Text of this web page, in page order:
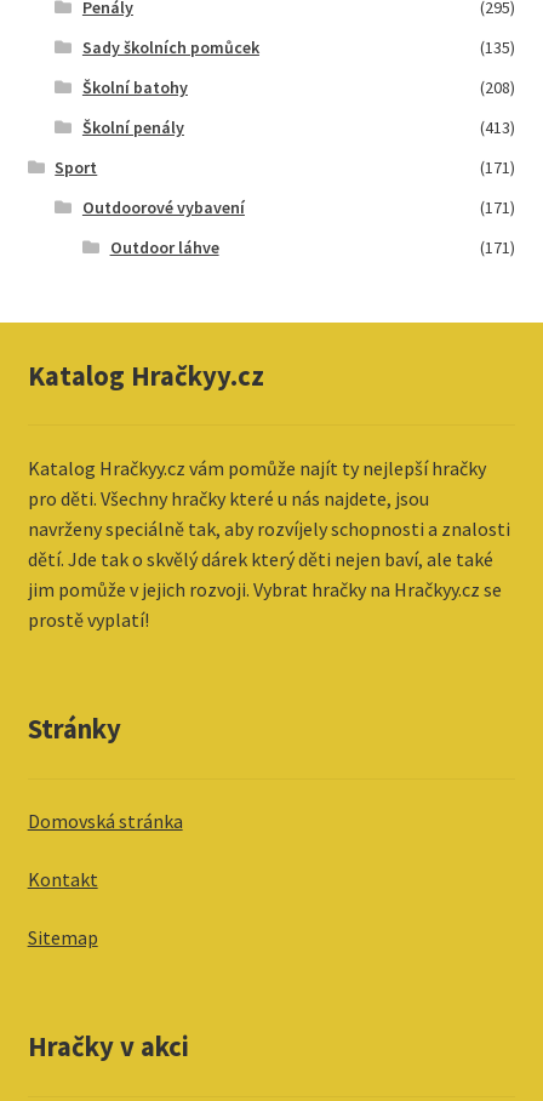
Penály
(295)
Sady školních pomůcek
(135)
Školní batohy
(208)
Školní penály
(413)
Sport
(171)
Outdoorové vybavení
(171)
Outdoor láhve
(171)
Katalog Hračkyy.cz
Katalog Hračkyy.cz vám pomůže najít ty nejlepší hračky
pro děti. Všechny hračky které u nás najdete, jsou
navrženy speciálně tak, aby rozvíjely schopnosti a znalosti
dětí. Jde tak o skvělý dárek který děti nejen baví, ale také
jim pomůže v jejich rozvoji. Vybrat hračky na Hračkyy.cz se
prostě vyplatí!
Stránky
Domovská stránka
Kontakt
Sitemap
Hračky v akci